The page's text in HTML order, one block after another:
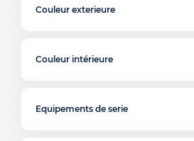
Couleur exterieure
Couleur intérieure
Equipements de serie